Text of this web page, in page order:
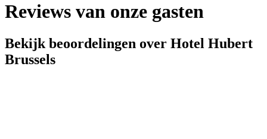
Reviews van onze gasten
Bekijk beoordelingen over Hotel Hubert
Brussels